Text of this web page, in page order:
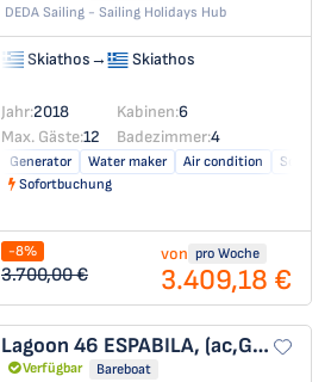
DEDA Sailing - Sailing Holidays Hub
Skiathos→ Skiathos
Jahr:2018 Kabinen:6
Max. Gäste:12 Badezimmer:4
Generator Water maker Air condition
Solar
Sofortbuchung
-8%
3.700,00 €
von pro Woche
3.409,18 €
Lagoon 46 ESPABILA, (ac,Gen,W/Maker)
Verfügbar
Bareboat